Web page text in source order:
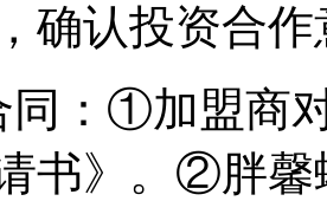
确认投资合作
同：①加盟商
请书》。②胖